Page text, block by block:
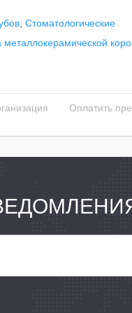
Стоматологические
металлокерамической
Оплатить